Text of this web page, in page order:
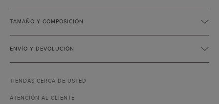
TAMAÑO Y COMPOSICIÓN
ENVÍO Y DEVOLUCIÓN
TIENDAS CERCA DE USTED
ATENCIÓN AL CLIENTE